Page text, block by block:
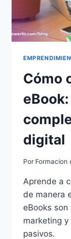
Cómo
digital
Por Formacion
Aprende a
de manera
eBooks
marketing
pasivos.